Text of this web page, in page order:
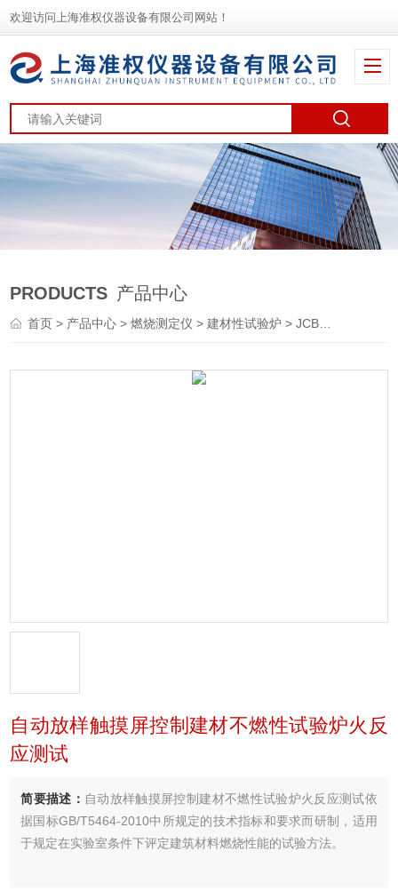
欢迎访问上海准权仪器设备有限公司网站！
PRODUCTS 产品中心
首页> 产品中心 >燃烧测定仪 >建材性试验炉 > JCB-3型自动放样触摸屏控制建材不燃性试验炉火反应测试
自动放样触摸屏控制建材不燃性试验炉火反
应测试
简要描述： 自动放样触摸屏控制建材不燃性试验炉火反应测试依
据国标GB/T5464-2010中所规定的技术指标和要求而研制，适用
于规定在实验室条件下评定建筑材料燃烧性能的试验方法。